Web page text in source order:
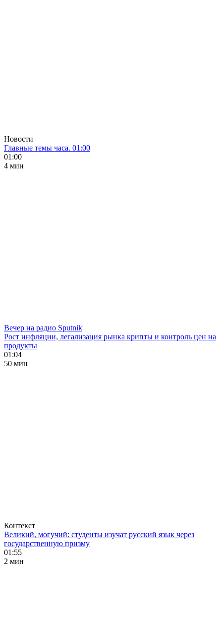
Новости
Главные темы часа. 01:00
01:00
4 мин
Вечер на радио Sputnik
Рост инфляции, легализация рынка крипты и контроль цен на
продукты
01:04
50 мин
Контекст
Великий, могучий: студенты изучат русский язык через
государственную призму
01:55
2 мин